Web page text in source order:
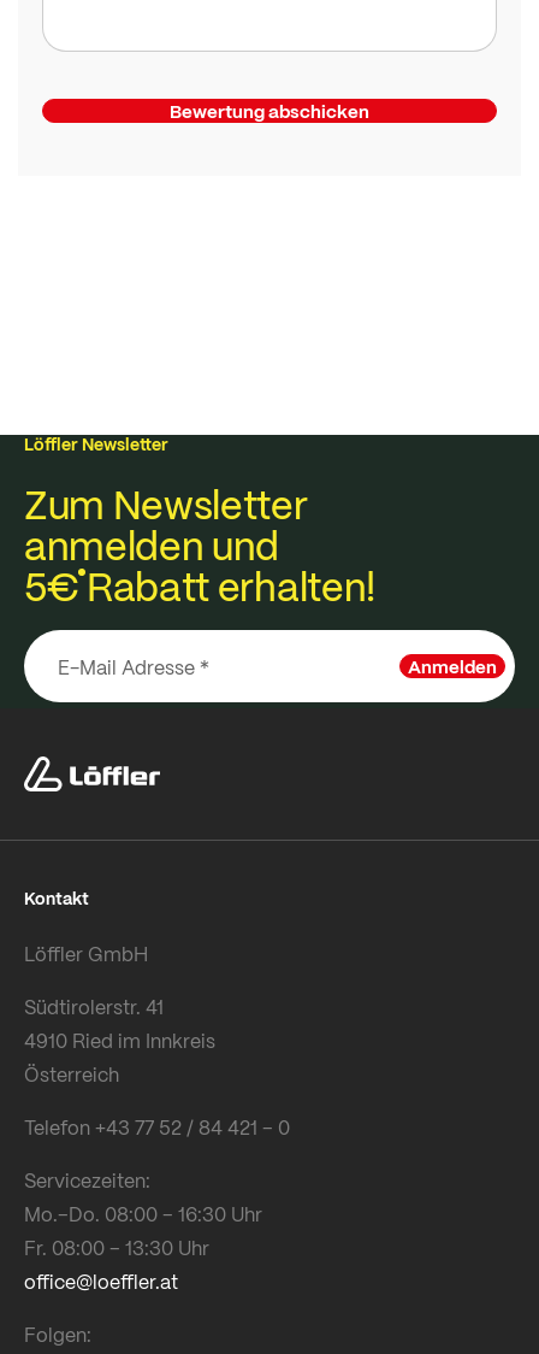
Bewertung abschicken
Löffler Newsletter
Zum Newsletter
anmelden und
5€Rabatt erhalten!
Anmelden
Kontakt
Löffler GmbH
Südtirolerstr. 41
4910 Ried im Innkreis
Österreich
Telefon +43 77 52 / 84 421 – 0
Servicezeiten:
Mo.–Do. 08:00 – 16:30 Uhr
Fr. 08:00 – 13:30 Uhr
office@loeffler.at
Folgen: